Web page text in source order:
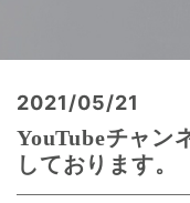
2021/05/21
YouTubeチャン
しております。